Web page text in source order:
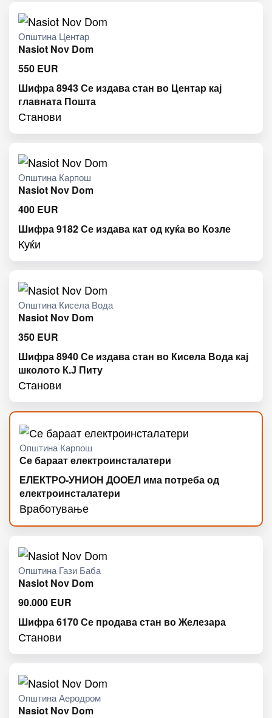
Општина Центар
Nasiot Nov Dom
550 EUR
Шифра 8943 Се издава стан во Центар кај
главната Пошта
Станови
Општина Карпош
Nasiot Nov Dom
400 EUR
Шифра 9182 Се издава кат од куќа во Козле
Куќи
Општина Кисела Вода
Nasiot Nov Dom
350 EUR
Шифра 8940 Се издава стан во Кисела Вода кај
школото К.Ј Питу
Станови
Општина Карпош
Се бараат електроинсталатери
ЕЛЕКТРО-УНИОН ДООЕЛ има потреба од
електроинсталатери
Вработување
Општина Гази Баба
Nasiot Nov Dom
90.000 EUR
Шифра 6170 Се продава стан во Железара
Станови
Општина Аеродром
Nasiot Nov Dom